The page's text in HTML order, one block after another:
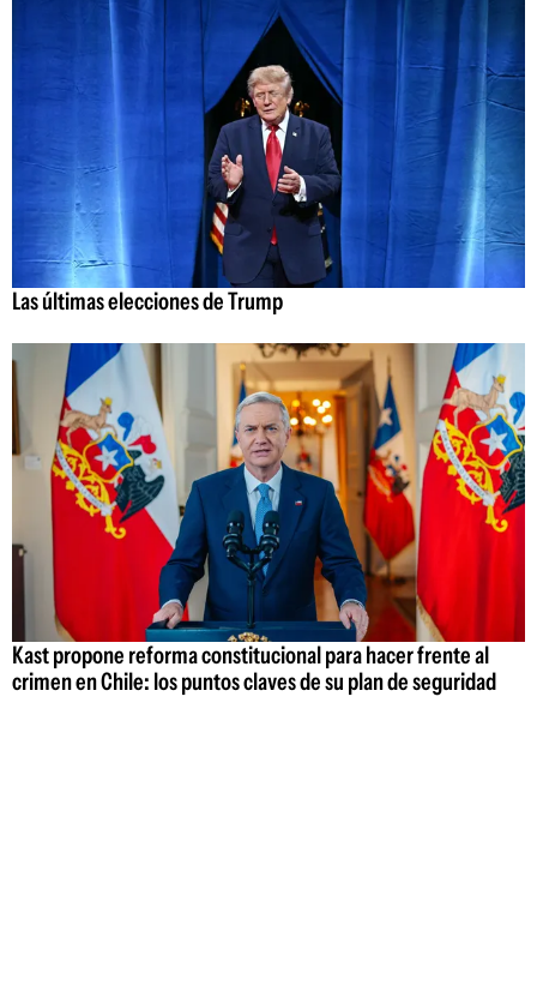
Las últimas elecciones de Trump
Kast propone reforma constitucional para hacer frente al
crimen en Chile: los puntos claves de su plan de seguridad